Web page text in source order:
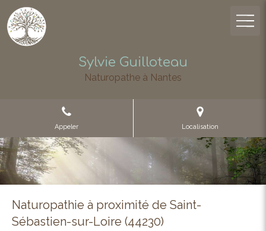
Sylvie Guilloteau
Naturopathe à Nantes
Appeler Localisation
Naturopathie à proximité de Saint-
Sébastien-sur-Loire (44230)